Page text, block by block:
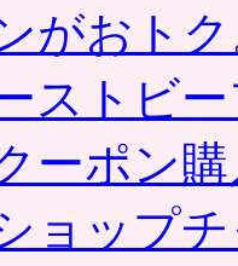
がおト
ストビ
ーポン
ショップ